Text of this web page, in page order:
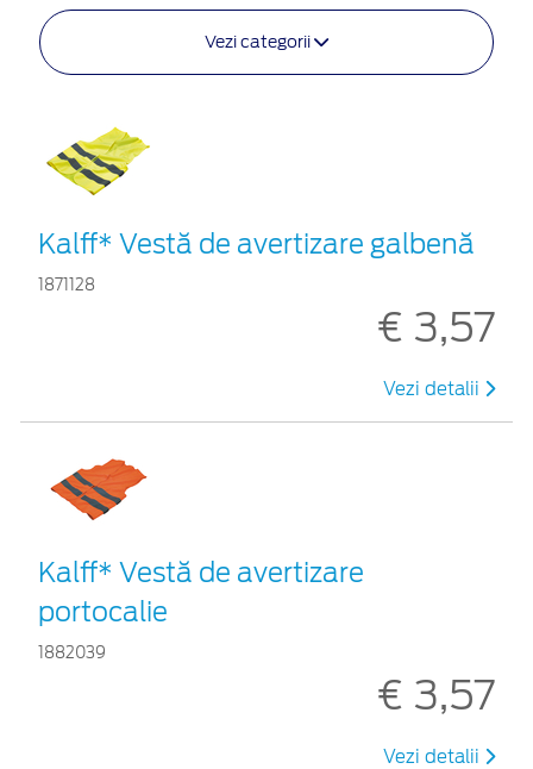
Vezi categorii
Kalff* Vestă de avertizare galbenă
1871128
€ 3,57
Vezi detalii
Kalff* Vestă de avertizare
portocalie
1882039
€ 3,57
Vezi detalii